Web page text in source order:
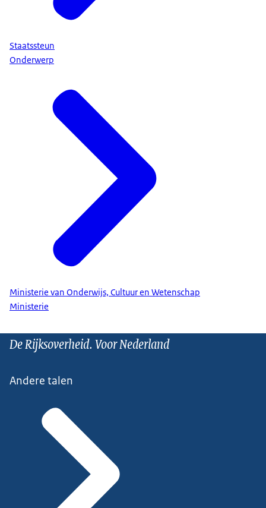
Staatssteun
Onderwerp
Ministerie van Onderwijs, Cultuur en Wetenschap
Ministerie
De Rijksoverheid. Voor Nederland
Andere talen